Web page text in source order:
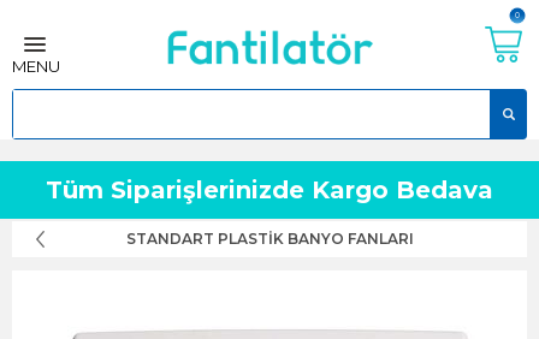
Tüm Siparişlerinizde Kargo Bedava
0
MENU
STANDART PLASTIK BANYO FANLARI